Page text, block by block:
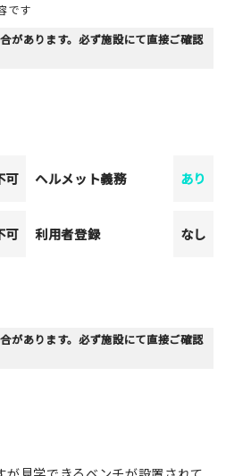
です
があります。必ず施設にて直接ご確認
可 ヘルメット義務 あり
可 利用者登録 なし
があります。必ず施設にて直接ご確認